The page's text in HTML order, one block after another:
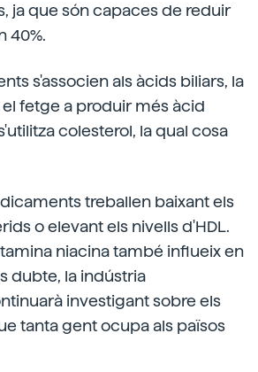
ja que són capaces de reduir
40%.
s'associen als àcids biliars, la
fetge a produir més àcid
colesterol, la qual cosa
treballen baixant els
o elevant els nivells d'HDL.
niacina també influeix en
dubte, la indústria
investigant sobre els
tanta gent ocupa als països